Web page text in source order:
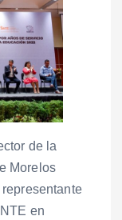
de la
Morelos
en